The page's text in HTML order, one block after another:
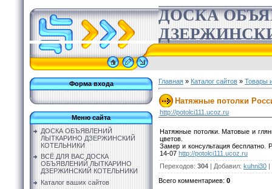
ДОСКА
Форма входа
Меню сайта
ДОСКА ОБЪЯВЛЕНИЙ
ЛЫТКАРИНО ДЗЕРЖИНСКИЙ
КОТЕЛЬНИКИ
ВСЁ ДЛЯ ВАС ДОСКА
ОБЪЯВЛЕНИЙ ЛЫТКАРИНО
ДЗЕРЖИНСКИЙ КОТЕЛЬНИКИ
Каталог ваших сайтов
Главная » Каталог сайтов » Товары
Натяжные потолки
http://potolci111.ucoz.ru
Натяжные потолки. Матовые и
цветов.
Замер и консультация
14-07 http://potolci111.ucoz.ru
Переходов: 304 | Добавил: kuhni30 |
Всего комментариев: 0